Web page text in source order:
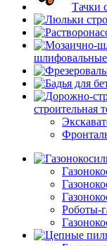
Тачки
строительная
Роботы-